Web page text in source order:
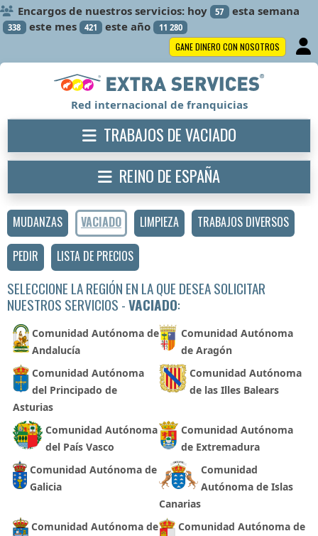
Encargos de nuestros servicios: hoy 57 esta semana
338 este mes 421 este año 11 280
GANE DINERO CON NOSOTROS
MUDANZAS VACIADO LIMPIEZA
TRABAJOS DIVERSOS
PEDIR
LISTA DE PRECIOS
SELECCIONE LA REGIÓN EN LA QUE DESEA SOLICITAR
NUESTROS SERVICIOS -VACIADO:
Comunidad Autónoma de
Andalucía
Comunidad Autónoma
de Aragón
Comunidad Autónoma
del Principado de
Asturias
Comunidad Autónoma
de las Illes Balears
Comunidad Autónoma
del País Vasco
Comunidad Autónoma
de Extremadura
Comunidad Autónoma de
Galicia
Comunidad
Autónoma de Islas
Canarias
Comunidad Autónoma de
Comunidad Autónoma de
Red internacional de franquicias
TRABAJOS DE VACIADO
REINO DE ESPAÑA